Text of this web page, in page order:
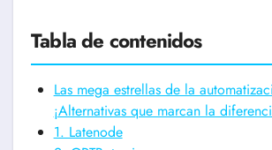
Tabla de contenidos
Las mega estrellas de la
¡Alternativas que marcan la
1. Latenode